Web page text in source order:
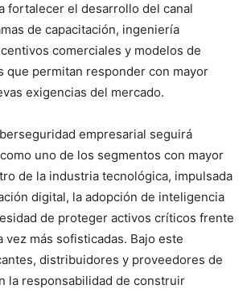
fortalecer el desarrollo del canal
de capacitación, ingeniería
comerciales y modelos de
que permitan responder con mayor
exigencias del mercado.
empresarial seguirá
uno de los segmentos con mayor
de la industria tecnológica, impulsada
digital, la adopción de inteligencia
de proteger activos críticos frente
vez más sofisticadas. Bajo este
distribuidores y proveedores de
la responsabilidad de construir